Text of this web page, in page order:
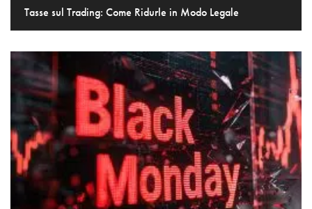
Tasse sul Trading: Come Ridurle in Modo Legale